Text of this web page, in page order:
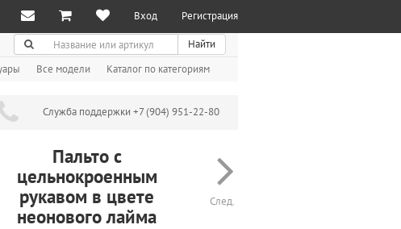
Вход Регистрация
Поиск
Найти
Все модели Каталог по категориям
Служба поддержки +7 (904) 951-22-80
Пальто с
цельнокроенным
рукавом в цвете
неонового лайма
След.